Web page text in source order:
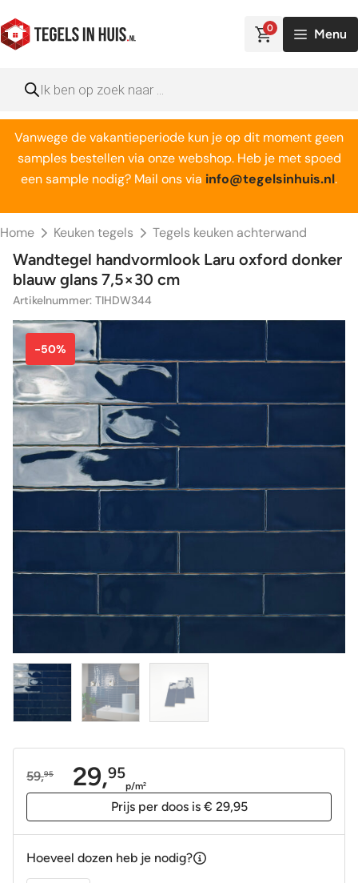
naar
de
0 Menu
zoeken
Vanwege de vakantieperiode kun je op dit moment geen
samples bestellen via onze webshop. Heb je met spoed
een sample nodig? Mail ons via info@tegelsinhuis.nl.
Home Keuken tegels Tegels keuken achterwand
Wandtegel handvormlook Laru oxford donker
blauw glans 7,5×30 cm
Artikelnummer: TIHDW344
-50%
59,95
Oorspronkelijke
29,95
Huidige
p/m2
Prijs per doos is € 29,95
Hoeveel dozen heb je nodig?